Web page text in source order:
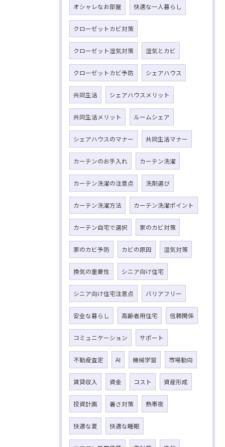
オシャレなお部屋 快適な一人暮らし
クローゼットカビ対策
クローゼット湿気対策 湿気とカビ
クローゼットカビ予防 シェアハウス
共同生活 シェアハウスメリット
共同生活メリット ルームシェア
シェアハウスのマナー 共同生活マナー
カーテンのお手入れ カーテン洗濯
カーテン洗濯の注意点 洗剤選び
カーテン洗濯方法 カーテン洗濯ポイント
カーテン自宅で選択 家のカビ対策
家のカビ予防 カビの原因 湿気対策
換気の重要性 シニア向け住宅
シニア向け住宅注意点 バリアフリー
安全な暮らし 高齢者用住宅 信頼関係
コミュニケーション サポート
不動産査定 AI 機械学習 市場動向
賃貸収入 資金 コスト 資産形成
投資計画 暑さ対策 熱帯夜
快適な夏 快適な睡眠